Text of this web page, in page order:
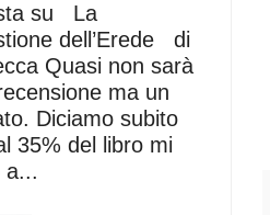
su La
dell’Erede di
Quasi non sarà
ma un
Diciamo subito
35% del libro mi
a...